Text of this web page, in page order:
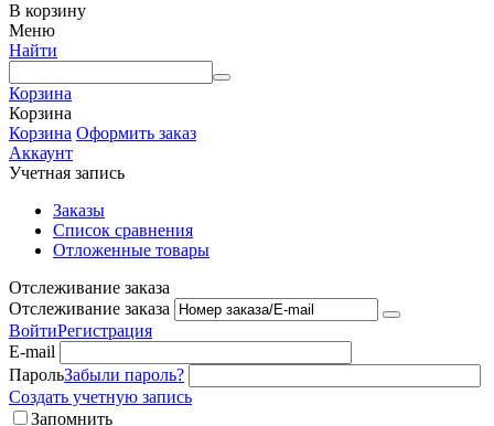
В корзину
Меню
Найти
Корзина
Корзина
Корзина Оформить заказ
Аккаунт
Учетная запись
Заказы
Список сравнения
Отложенные товары
Отслеживание заказа
Отслеживание заказа
ВойтиРегистрация
E-mail
ПарольЗабыли пароль?
Создать учетную запись
Запомнить